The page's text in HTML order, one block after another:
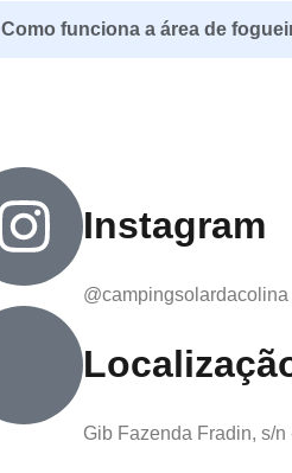
Como funciona a área de
Instagram
@campingsolardacolina
Gib Fazenda Fradin, s/